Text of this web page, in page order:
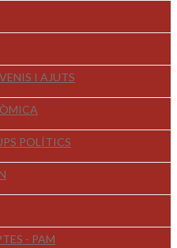
I AJUTS
POLÍTICS
- PAM